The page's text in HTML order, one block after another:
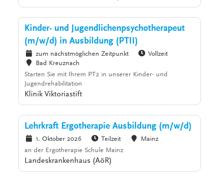
Kinder- und Jugendlichenpsychotherapeut
(m/w/d) in Ausbildung (PTII)
zum nächstmöglichen Zeitpunkt
Vollzeit
Bad Kreuznach
Starten Sie mit Ihrem PT2 in unserer Kinder- und
Jugendrehabilitation
Klinik Viktoriastift
Lehrkraft Ergotherapie Ausbildung (m/w/d)
1. Oktober 2026 Teilzeit
Mainz
an der Ergotherapie Schule Mainz
Landeskrankenhaus (AöR)